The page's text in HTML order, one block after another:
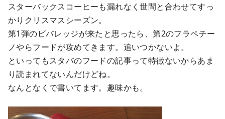
スターバックスコーヒーも漏れなく世間と合わせてすっ
かりクリスマスシーズン。
第1弾のビバレッジが来たと思ったら、第2のフラペチー
ノやらフードが攻めてきます。追いつかないよ。
といってもスタバのフードの記事って特徴ないからあま
り読まれてないんだけどね。
なんとなくで書いてます。趣味かも。